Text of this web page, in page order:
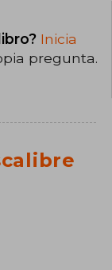
Inicia
pregunta.